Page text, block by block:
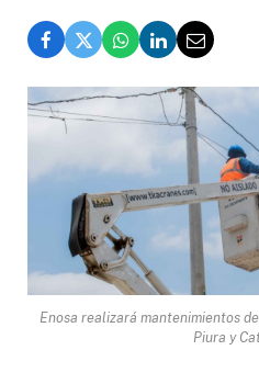
Enosa realizará mantenimientos
Piura y